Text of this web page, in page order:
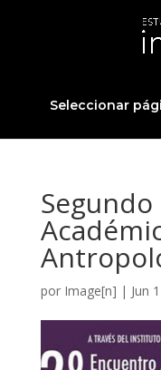
Seleccionar
por Image[n] | Jun